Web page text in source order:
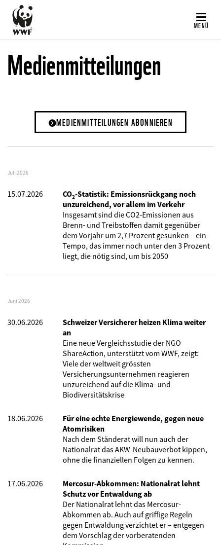
Direkt
zum
Inhalt
MENÜ
Medienmitteilungen
MEDIENMITTEILUNGEN ABONNIEREN
Juli 2026
15.07.2026
CO₂-Statistik: Emissionsrückgang noch
unzureichend, vor allem im Verkehr
Insgesamt sind die CO2-Emissionen aus
Brenn- und Treibstoffen damit gegenüber
dem Vorjahr um 2,7 Prozent gesunken – ein
Tempo, das immer noch unter den 3 Prozent
liegt, die nötig sind, um bis 2050
Juni 2026
30.06.2026
Schweizer Versicherer heizen Klima weiter
an
Eine neue Vergleichsstudie der NGO
ShareAction, unterstützt vom WWF, zeigt:
Viele der weltweit grössten
Versicherungsunternehmen reagieren
unzureichend auf die Klima- und
Biodiversitätskrise
18.06.2026
Für eine echte Energiewende, gegen neue
Atomrisiken
Nach dem Ständerat will nun auch der
Nationalrat das AKW-Neubauverbot kippen,
ohne die finanziellen Folgen zu kennen.
17.06.2026
Mercosur-Abkommen: Nationalrat lehnt
Schutz vor Entwaldung ab
Der Nationalrat lehnt das Mercosur-
Abkommen ab. Auch auf griffige Regeln
gegen Entwaldung verzichtet er – entgegen
dem Vorschlag der vorberatenden